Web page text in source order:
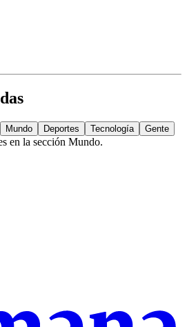
Mundo Deportes Tecnología Gente
en la sección Mundo.